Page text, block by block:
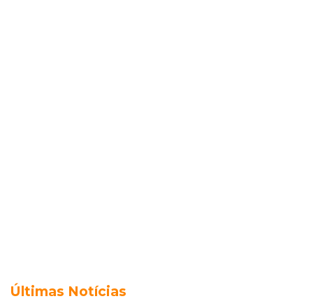
Últimas Notícias